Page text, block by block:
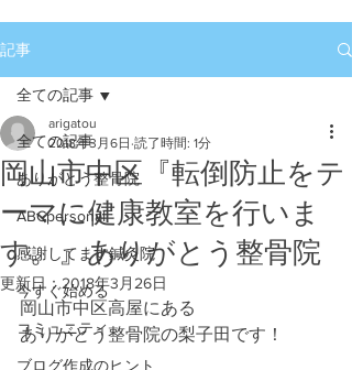
記事
全ての記事
ありがとう整骨院
ABCpersonal
感謝してます鍼灸院
今すぐ始める
コミュニティ
ブログ作成のヒント
全ての記事
岡山市中区『転倒防止をテ
ーマに健康教室を行いま
す。』ありがとう整骨院
arigatou
2018年3月6日 読了時間: 1分
更新日：2018年3月26日
岡山市中区高屋にある
ありがとう整骨院の梨子田です！